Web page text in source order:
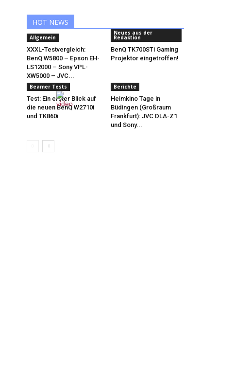
HOT NEWS
Allgemein
XXXL-Testvergleich:
BenQ W5800 – Epson EH-
LS12000 – Sony VPL-
XW5000 – JVC...
Neues aus der
Redaktion
BenQ TK700STi Gaming
Projektor eingetroffen!
Beamer Tests
Test: Ein erster Blick auf
die neuen BenQ W2710i
und TK860i
Berichte
Heimkino Tage in
Büdingen (Großraum
Frankfurt): JVC DLA-Z1
und Sony...